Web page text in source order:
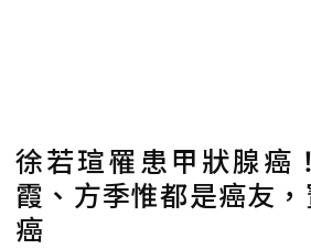
徐若瑄罹患甲狀腺癌
霞、方季惟都是癌友
癌